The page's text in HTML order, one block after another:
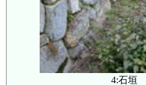
4:石垣